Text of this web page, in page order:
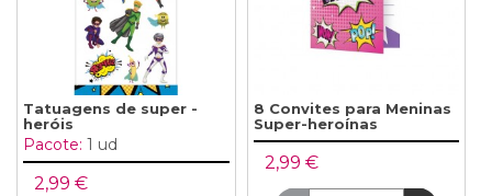
Tatuagens de super -
heróis
Pacote: 1 ud
2,99 €
8 Convites para Meninas
Super-heroínas
2,99 €